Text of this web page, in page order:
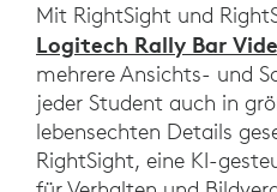
Mit RightSight und
Logitech Rally Bar
mehrere Ansichts- und
jeder Student auch in
lebensechten Details
RightSight, eine KI-